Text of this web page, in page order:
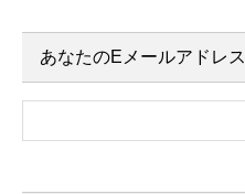
あなたのEメールアドレス